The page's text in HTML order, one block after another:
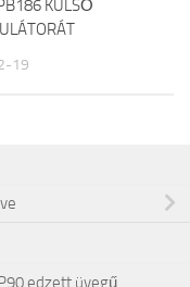
KÜLSŐ
19
edzett üvegű